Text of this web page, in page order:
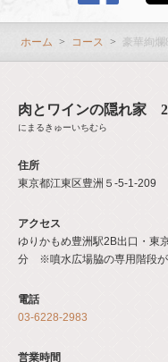
ホーム コース 豪華絢
肉とワインの隠れ家
にまるきゅーいちむら
住所
東京都江東区豊洲５-5-1-209
アクセス
ゆりかもめ豊洲駅2B出口・東
分 ※噴水広場脇の専用階段が
電話
03-6228-2983
営業時間